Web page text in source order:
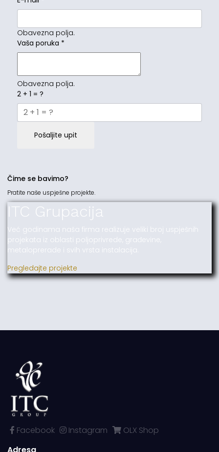
Obavezna polja.
Vaša poruka *
Obavezna polja.
2 + 1 = ?
Pošaljite upit
Čime se bavimo?
Pratite naše uspješne projekte.
ITC Grupacija
Već godinama naša firma realizuje veliki broj uspješnih
projekata iz oblasti poljoprivrede, građevine,
metaloprerade i svih vrsta instalacija.
Pregledajte projekte
Facebook Instagram
OLX Shop